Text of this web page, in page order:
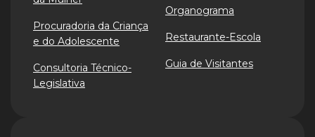
Procuradoria da Criança
e do Adolescente
Consultoria Técnico-
Legislativa
Organograma
Restaurante-Escola
Guia de Visitantes